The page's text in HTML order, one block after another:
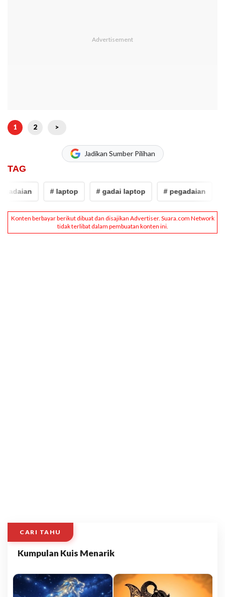
1 2 >
Jadikan Sumber Pilihan
TAG
# laptop # gadai laptop # pegadaian
CARI TAHU
Kumpulan Kuis Menarik